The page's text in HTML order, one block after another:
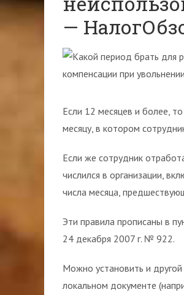
—
Если 12 месяцев и более,
месяцу, в котором
Если же сотрудник
числился в организации,
числа месяца,
Эти правила прописаны в
24 декабря 2007 г. № 922.
Можно установить и
локальном документе